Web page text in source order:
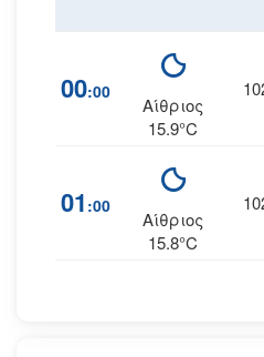
00:00
Αίθριος
15.9°C
01 :00
Αίθριος
15.8°C